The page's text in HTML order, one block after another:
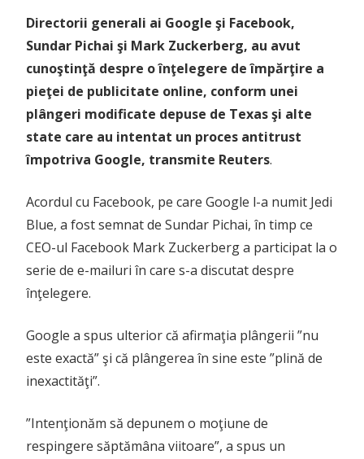
Directorii generali ai Google şi Facebook,
Sundar Pichai şi Mark Zuckerberg, au avut
cunoştinţă despre o înţelegere de împărţire a
pieţei de publicitate online, conform unei
plângeri modificate depuse de Texas şi alte
state care au intentat un proces antitrust
împotriva Google, transmite Reuters.
Acordul cu Facebook, pe care Google l-a numit Jedi
Blue, a fost semnat de Sundar Pichai, în timp ce
CEO-ul Facebook Mark Zuckerberg a participat la o
serie de e-mailuri în care s-a discutat despre
înţelegere.
Google a spus ulterior că afirmaţia plângerii ”nu
este exactă” şi că plângerea în sine este ”plină de
inexactităţi”.
”Intenţionăm să depunem o moţiune de
respingere săptămâna viitoare”, a spus un